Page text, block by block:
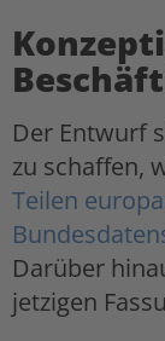
Der Entwurf
zu schaffen,
Teilen
Darüber
jetzigen